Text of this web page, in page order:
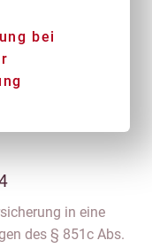
bei
in eine
des § 851c Abs.